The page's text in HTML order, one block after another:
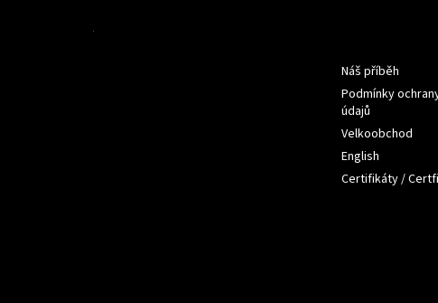
Náš příběh
Podmínky
údajů
Velkoobchod
English
Certifikáty /